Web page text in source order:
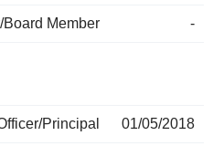
Board Member -
Principal 01/05/2018